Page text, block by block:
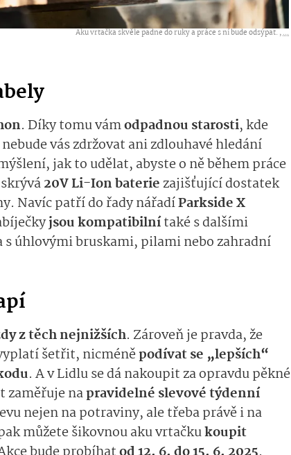
Aku vrtačka skvěle padne do ruky a práce s ní bude odsýpat. ,...
. Díky tomu vámodpadnou starosti, kde
vás zdržovat ani zdlouhavé hledání
jak to udělat, abyste o ně během práce
20V Li-Ion baterie zajišťující dostatek
Navíc patří do řady nářadíParkside X
jsou kompatibilnítaké s dalšími
úhlovými bruskami, pilami nebo zahradní
z těch nejnižších. Zároveň je pravda, že
šetřit, nicméněpodívat se „lepších“
. A v Lidlu se dá nakoupit za opravdu pěkné
zaměřuje napravidelné slevové týdenní
nejen na potraviny, ale třeba právě i na
můžete šikovnou aku vrtačkukoupit